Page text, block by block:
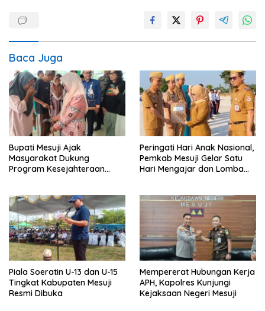
Baca Juga
Bupati Mesuji Ajak
Masyarakat Dukung
Program Kesejahteraan
Peringati Hari Anak Nasional,
Pemkab Mesuji Gelar Satu
Hari Mengajar dan Lomba
Piala Soeratin U-13 dan U-15
Tingkat Kabupaten Mesuji
Resmi Dibuka
Mempererat Hubungan Kerja
APH, Kapolres Kunjungi
Kejaksaan Negeri Mesuji